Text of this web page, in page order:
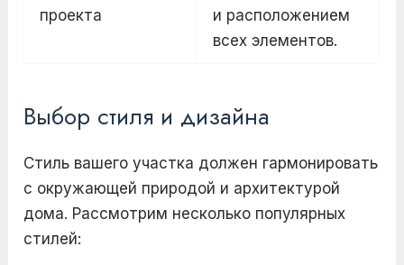
проекта
и расположением
всех элементов.
Выбор стиля и дизайна
Стиль вашего участка должен гармонировать
с окружающей природой и архитектурой
дома. Рассмотрим несколько популярных
стилей: